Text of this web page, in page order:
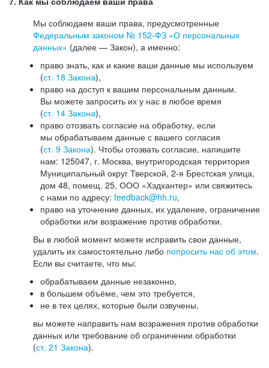
Мы соблюдаем ваши права, предусмотренные
Федеральным законом № 152-ФЗ «О персональных
данных» (далее — Закон), а именно:
право знать, как и какие ваши данные мы используем
(ст. 18 Закона),
право на доступ к вашим персональным данным.
Вы можете запросить их у нас в любое время
(ст. 14 Закона),
право отозвать согласие на обработку, если
мы обрабатываем данные с вашего согласия
(ст. 9 Закона). Чтобы отозвать согласие, напишите
нам: 125047, г. Москва, внутригородская территория
Муниципальный округ Тверской, 2-я Брестская улица,
дом 48, помещ. 25, ООО «Хэдхантер» или свяжитесь
с нами по адресу: feedback@hh.ru,
право на уточнение данных, их удаление, ограничение
обработки или возражение против обработки.
Вы в любой момент можете исправить свои данные,
удалить их самостоятельно либо попросить нас об этом.
Если вы считаете, что мы:
обрабатываем данные незаконно,
в большем объёме, чем это требуется,
не в тех целях, которые были озвучены,
вы можете направить нам возражения против обработки
данных или требование об ограничении обработки
(ст. 21 Закона).